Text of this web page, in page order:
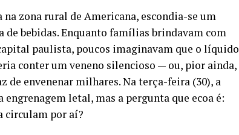
zona rural de Americana, escondia-se um
bebidas. Enquanto famílias brindavam com
paulista, poucos imaginavam que o líquido
conter um veneno silencioso — ou, pior ainda,
de envenenar milhares. Na terça-feira (30), a
letal, mas a pergunta que ecoa é:
circulam por aí?